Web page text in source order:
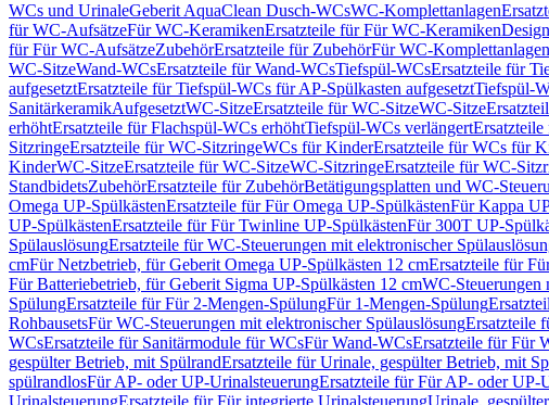
WCs und UrinaleGeberit AquaClean Dusch-WCsWC-Komplettanlagen
für WC-AufsätzeFür WC-KeramikenErsatzteile für Für WC-Keramiken
für Für WC-AufsätzeZubehörErsatzteile für ZubehörFür WC-Komplettanlagen
WC-SitzeWand-WCsErsatzteile für Wand-WCsTiefspül-WCsErsatzteile für
aufgesetztErsatzteile für Tiefspül-WCs für AP-Spülkasten aufgesetztTiefspül-
SanitärkeramikAufgesetztWC-SitzeErsatzteile für WC-SitzeWC-Sitze
erhöhtErsatzteile für Flachspül-WCs erhöhtTiefspül-WCs verlängert
SitzringeErsatzteile für WC-SitzringeWCs für KinderErsatzteile für WCs für
KinderWC-SitzeErsatzteile für WC-SitzeWC-SitzringeErsatzteile für WC-
StandbidetsZubehörErsatzteile für ZubehörBetätigungsplatten und WC-
Omega UP-SpülkästenErsatzteile für Für Omega UP-SpülkästenFür Kappa
UP-SpülkästenErsatzteile für Für Twinline UP-SpülkästenFür 300T UP-
SpülauslösungErsatzteile für WC-Steuerungen mit elektronischer
cmFür Netzbetrieb, für Geberit Omega UP-Spülkästen 12 cmErsatzteile für
Für Batteriebetrieb, für Geberit Sigma UP-Spülkästen 12 cmWC-Steuerungen
SpülungErsatzteile für Für 2-Mengen-SpülungFür 1-Mengen-Spülung
RohbausetsFür WC-Steuerungen mit elektronischer SpülauslösungErsatzteile
WCsErsatzteile für Sanitärmodule für WCsFür Wand-WCsErsatzteile für Für
gespülter Betrieb, mit SpülrandErsatzteile für Urinale, gespülter Betrieb, mit
spülrandlosFür AP- oder UP-UrinalsteuerungErsatzteile für Für AP- oder UP-
UrinalsteuerungErsatzteile für Für integrierte UrinalsteuerungUrinale,